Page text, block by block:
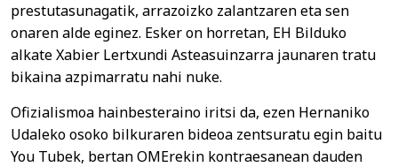
prestutasunagatik, arrazoizko zalantzaren eta sen
onaren alde eginez. Esker on horretan, EH Bilduko
alkate Xabier Lertxundi Asteasuinzarra jaunaren tratu
bikaina azpimarratu nahi nuke.
Ofizialismoa hainbesteraino iritsi da, ezen Hernaniko
Udaleko osoko bilkuraren bideoa zentsuratu egin baitu
You Tubek, bertan OMErekin kontraesanean dauden